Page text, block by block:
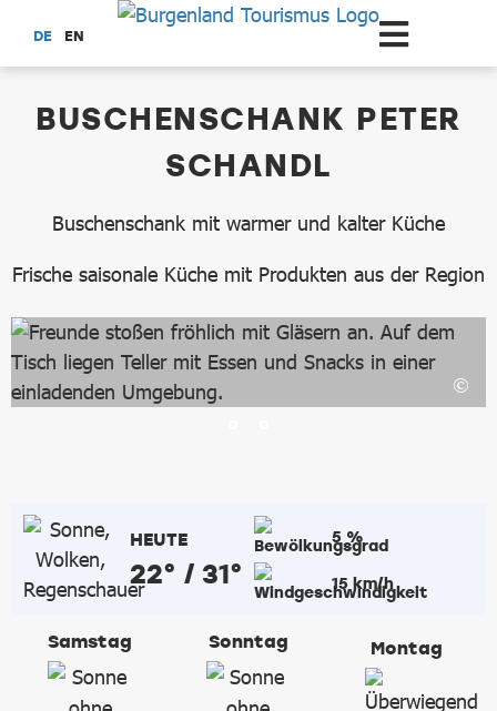
Zum Hauptinhalt springen
DE EN
BUSCHENSCHANK PETER
SCHANDL
Buschenschank mit warmer und kalter Küche
Frische saisonale Küche mit Produkten aus der Region
HEUTE
22° / 31°
5 %
15 km/h
Samstag Sonntag Montag